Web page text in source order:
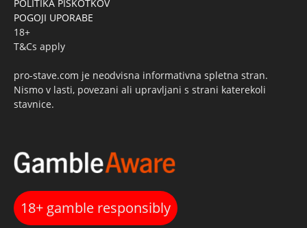
POLITIKA PIŠKOTKOV
POGOJI UPORABE
18+
T&Cs apply
pro-stave.com je neodvisna informativna spletna stran.
Nismo v lasti, povezani ali upravljani s strani katerekoli
stavnice.
18+ gamble responsibly